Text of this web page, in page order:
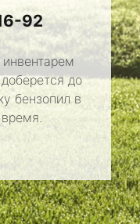
92
до
бензопил в